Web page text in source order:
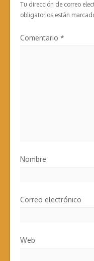
Tu dirección de correo
obligatorios están
Comentario *
Nombre
Correo electrónico
Web